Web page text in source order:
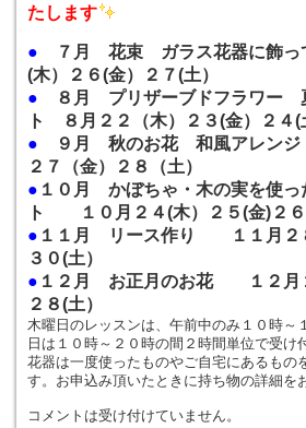
たします
●
７月 花束 ガラス花器に飾
(木）２６(金）２７(土）
●
８月 プリザーブドフラワー
ト ８月２２（木）２３(金）２４(
●
９月 秋のお花 和風アレン
２７（金）２８（土）
● １０月 かぼちゃ・木の実を使っ
ト １０月２４(木）２５(金)２６(
● １１月 リース作り １１月２８
３０(土）
● １２月 お正月のお花 １２月２
２８(土）
木曜日のレッスンは、午前中のみ１０時
日は１０時～２０時の間２時間単位で受け
花器は一度使ったものやご自宅にあるもの
す。お申込み頂いたときに持ち物の詳細を
コメントは受け付けていません。